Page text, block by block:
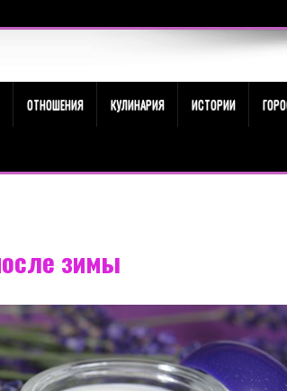
ждать от этого астрособытия
ОТНОШЕНИЯ КУЛИНАРИЯ ИСТОРИИ
зимы